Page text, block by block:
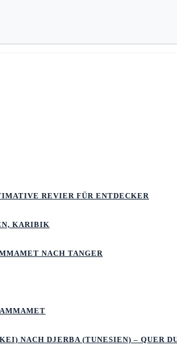
REVIER FÜR ENTDECKER
KARIBIK
NACH TANGER
NACH DJERBA (TUNESIEN) – QUER